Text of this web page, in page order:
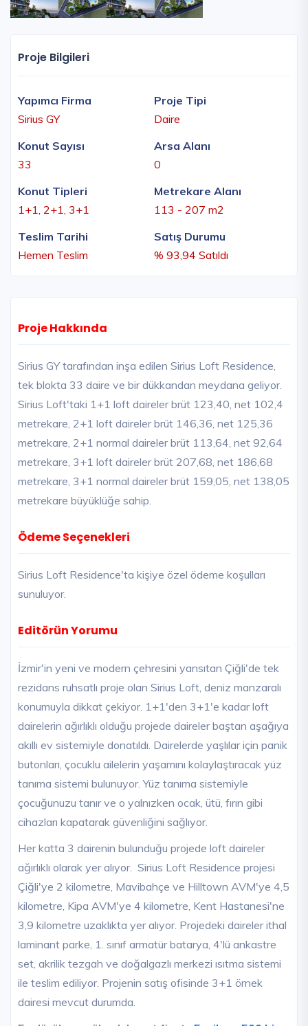
Proje Bilgileri
Yapımcı Firma
Sirius GY
Proje Tipi
Daire
Konut Sayısı
33
Arsa Alanı
0
Konut Tipleri
1+1, 2+1, 3+1
Metrekare Alanı
113 - 207 m2
Teslim Tarihi
Hemen Teslim
Satış Durumu
% 93,94 Satıldı
Proje Hakkında
Sirius GY tarafından inşa edilen Sirius Loft Residence,
tek blokta 33 daire ve bir dükkandan meydana geliyor.
Sirius Loft'taki 1+1 loft daireler brüt 123,40, net 102,4
metrekare, 2+1 loft daireler brüt 146,36, net 125,36
metrekare, 2+1 normal daireler brüt 113,64, net 92,64
metrekare, 3+1 loft daireler brüt 207,68, net 186,68
metrekare, 3+1 normal daireler brüt 159,05, net 138,05
metrekare büyüklüğe sahip.
Ödeme Seçenekleri
Sirius Loft Residence'ta kişiye özel ödeme koşulları
sunuluyor.
Editörün Yorumu
İzmir'in yeni ve modern çehresini yansıtan Çiğli'de tek
rezidans ruhsatlı proje olan Sirius Loft, deniz manzaralı
konumuyla dikkat çekiyor. 1+1'den 3+1'e kadar loft
dairelerin ağırlıklı olduğu projede daireler baştan aşağıya
akıllı ev sistemiyle donatıldı. Dairelerde yaşlılar için panik
butonları, çocuklu ailelerin yaşamını kolaylaştıracak yüz
tanıma sistemi bulunuyor. Yüz tanıma sistemiyle
çocuğunuzu tanır ve o yalnızken ocak, ütü, fırın gibi
cihazları kapatarak güvenliğini sağlıyor.
Her katta 3 dairenin bulunduğu projede loft daireler
ağırlıklı olarak yer alıyor. Sirius Loft Residence projesi
Çiğli'ye 2 kilometre, Mavibahçe ve Hilltown AVM'ye 4,5
kilometre, Kipa AVM'ye 4 kilometre, Kent Hastanesi'ne
3,9 kilometre uzaklıkta yer alıyor. Projedeki daireler ithal
laminant parke, 1. sınıf armatür batarya, 4'lü ankastre
set, akrilik tezgah ve doğalgazlı merkezi ısıtma sistemi
ile teslim ediliyor. Projenin satış ofisinde 3+1 örnek
dairesi mevcut durumda.